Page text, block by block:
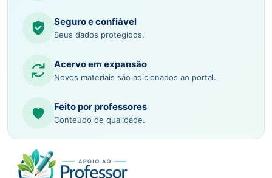
Seguro e confiável
Seus dados protegidos.
Acervo em expansão
Novos materiais são adicionados ao portal.
Feito por professores
Conteúdo de qualidade.